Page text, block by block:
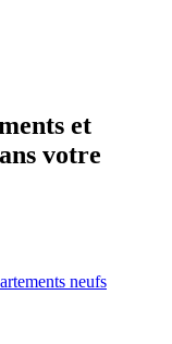
et
votre
neufs